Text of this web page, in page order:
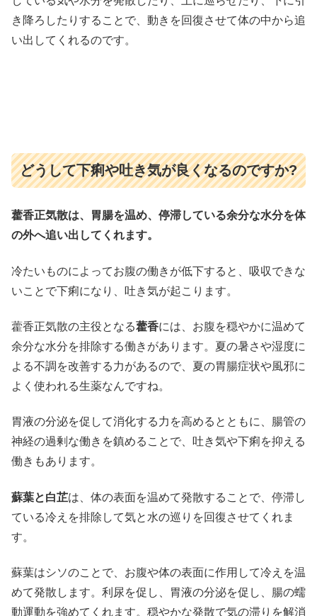
き降ろしたりすることで、動きを回復させて体の中から追
い出してくれるのです。
どうして下痢や吐き気が良くなるのですか?
藿香正気散は、胃腸を温め、停滞している余分な水分を体
の外へ追い出してくれます。
冷たいものによってお腹の働きが低下すると、吸収できな
いことで下痢になり、吐き気が起こります。
藿香正気散の主役となる藿香には、お腹を穏やかに温めて
余分な水分を排除する働きがあります。夏の暑さや湿度に
よる不調を改善する力があるので、夏の胃腸症状や風邪に
よく使われる生薬なんですね。
胃液の分泌を促して消化する力を高めるとともに、腸管の
神経の過剰な働きを鎮めることで、吐き気や下痢を抑える
働きもあります。
蘇葉と白芷は、体の表面を温めて発散することで、停滞し
ている冷えを排除して気と水の巡りを回復させてくれま
す。
蘇葉はシソのことで、お腹や体の表面に作用して冷えを温
めて発散します。利尿を促し、胃液の分泌を促し、腸の蠕
動運動を強めてくれます。穏やかな発散で気の滞りを解消